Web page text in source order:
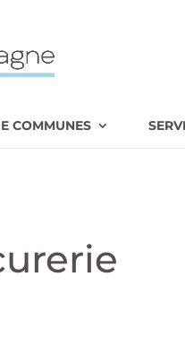
COMMUNES